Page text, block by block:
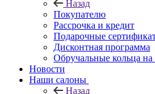
Назад
Покупателю
Рассрочка и кредит
Подарочные
Дисконтная программа
Обручальные кольца на
Новости
Наши салоны
Назад